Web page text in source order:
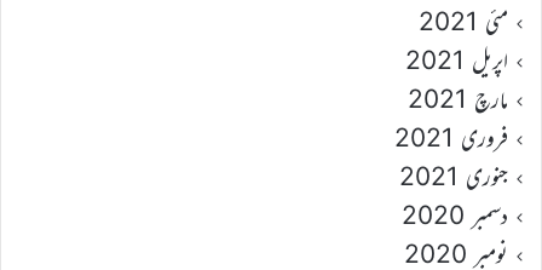
مئی 2021
اپریل 2021
مارچ 2021
فروری 2021
جنوری 2021
دسمبر 2020
نومبر 2020